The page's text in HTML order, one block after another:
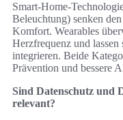
Smart-Home-
Beleuchtung) senken
Komfort. Wearables
Herzfrequenz und
integrieren. Beide
Prävention und bessere
Sind Datenschutz und
relevant?